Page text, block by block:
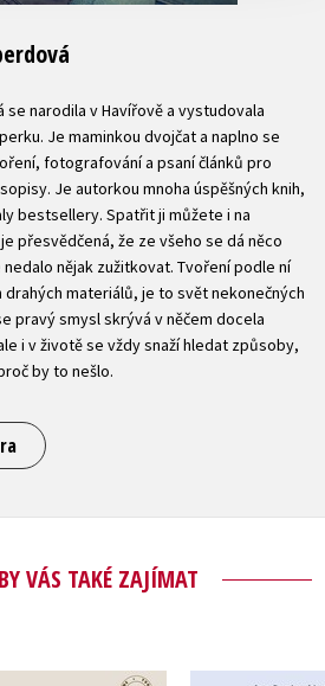
se narodila v Havířově a vystudovala
Je maminkou dvojčat a naplno se
fotografování a psaní článků pro
Je autorkou mnoha úspěšných knih,
bestsellery. Spatřit ji můžete i na
přesvědčená, že ze všeho se dá něco
nějak zužitkovat. Tvoření podle ní
materiálů, je to svět nekonečných
pravý smysl skrývá v něčem docela
i v životě se vždy snaží hledat způsoby,
by to nešlo.
VÁS TAKÉ ZAJÍMAT